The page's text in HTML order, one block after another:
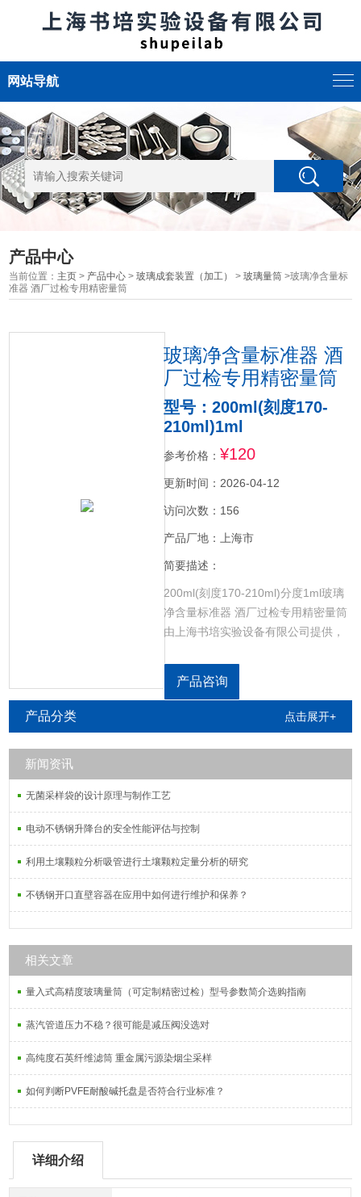
网站导航
产品中心
当前位置： 主页 > 产品中心 >玻璃成套装置（加工） >玻璃量筒 >玻璃净含量标
准器 酒厂过检专用精密量筒
玻璃净含量标准器 酒
厂过检专用精密量筒
型号：200ml(刻度170-
210ml)1ml
参考价格： ¥120
更新时间：2026-04-12
访问次数：156
产品厂地：上海市
简要描述：
200ml(刻度170-210ml)分度1ml玻璃
净含量标准器 酒厂过检专用精密量筒
由上海书培实验设备有限公司提供，
与标示容量一致，精度标准，支持各
产品咨询
产品分类 点击展开+
新闻资讯
无菌采样袋的设计原理与制作工艺
电动不锈钢升降台的安全性能评估与控制
利用土壤颗粒分析吸管进行土壤颗粒定量分析的研究
不锈钢开口直壁容器在应用中如何进行维护和保养？
相关文章
量入式高精度玻璃量筒（可定制精密过检）型号参数简介选购指南
蒸汽管道压力不稳？很可能是减压阀没选对
高纯度石英纤维滤筒 重金属污源染烟尘采样
如何判断PVFE耐酸碱托盘是否符合行业标准？
详细介绍